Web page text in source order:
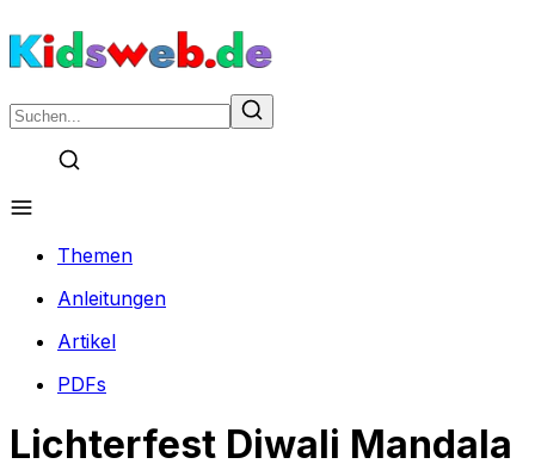
Themen
Anleitungen
Artikel
PDFs
Lichterfest Diwali Mandala